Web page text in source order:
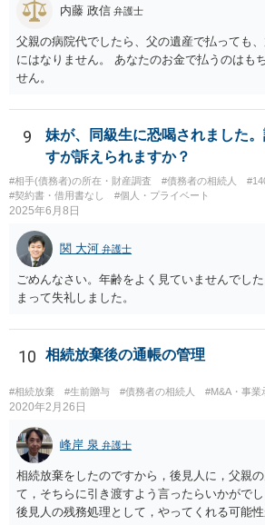
内藤 政信 弁護士
父親の病院代でしたら、父の遺産で払っても
にはなりません。 あなたのお金で払うのはも
せん。
9
妹が、同級生に恐喝されました
すが訴えられますか？
#相手(債務者)の所在・財産調査 #債務者の相続人
#契約書・借用書なし
#個人・プライベート
2025年6月8日
関 大河 弁護士
ごめんなさい。年齢をよく見ていませんでし
まって失礼しました。
10 相続放棄後の通帳の管理
#相続放棄 #生前贈与 #債務者の相続人 #M&A・事業
2020年2月26日
峰岸 泉 弁護士
相続放棄をしたのですから，後見人に，父親
て，そちらに引き渡すよう言ったらいかがで
後見人の残務処理として，やってくれる可能